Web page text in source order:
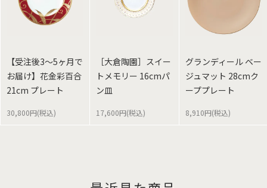
【受注後3～5ヶ月で
お届け】花金彩百合
21cm プレート
30,800円(税込)
［大倉陶園］スイー
トメモリー 16cmパ
ン皿
17,600円(税込)
グランディール ベー
ジュマット 28cmク
ーププレート
8,910円(税込)